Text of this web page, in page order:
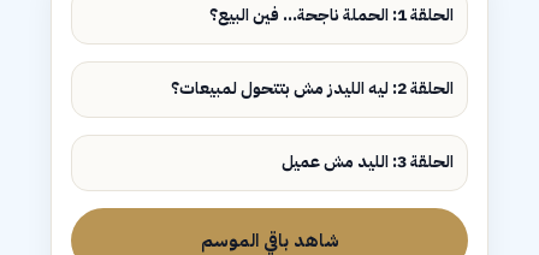
الحلقة 1: الحملة ناجحة... فين البيع؟
الحلقة 2: ليه الليدز مش بتتحول لمبيعات؟
الحلقة 3: الليد مش عميل
شاهد باقي الموسم